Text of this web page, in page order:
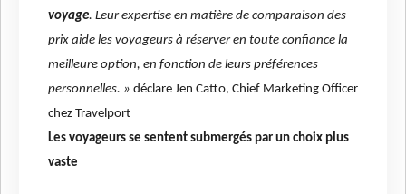
voyage. Leur expertise en matière de comparaison des
prix aide les voyageurs à réserver en toute confiance la
meilleure option, en fonction de leurs préférences
personnelles. » déclare Jen Catto, Chief Marketing Officer
chez Travelport
Les voyageurs se sentent submergés par un choix plus
vaste